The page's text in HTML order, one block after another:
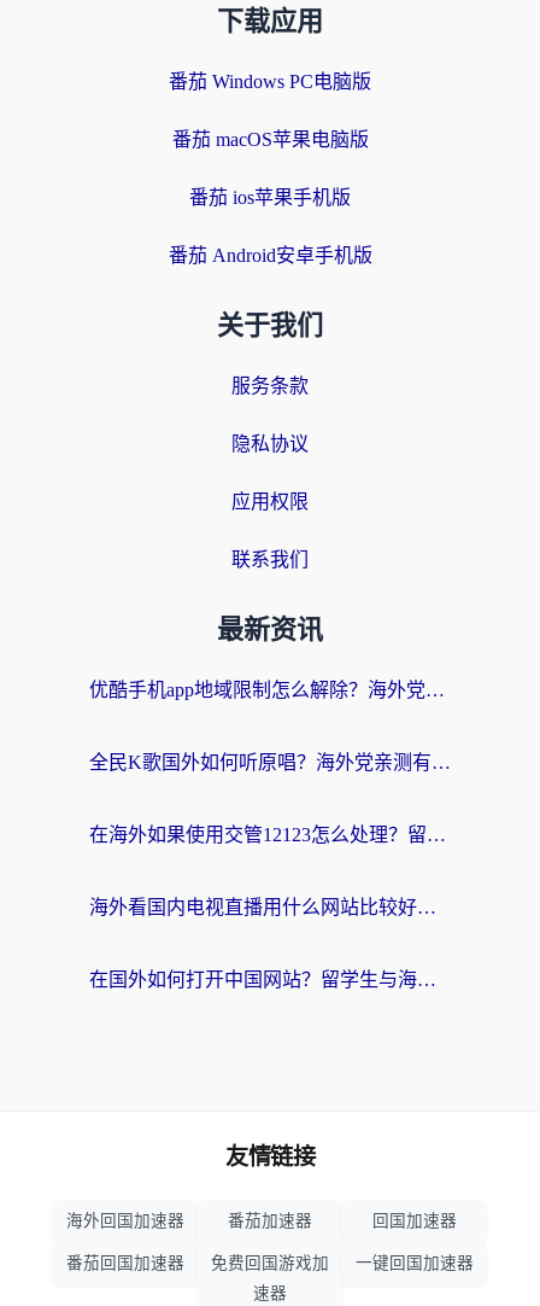
下载应用
番茄 Windows PC电脑版
番茄 macOS苹果电脑版
番茄 ios苹果手机版
番茄 Android安卓手机版
关于我们
服务条款
隐私协议
应用权限
联系我们
最新资讯
优酷手机app地域限制怎么解除？海外党亲测有效的追剧方案
全民K歌国外如何听原唱？海外党亲测有效的回国加速器选择指南
在海外如果使用交管12123怎么处理？留学生亲测有效的回国加速方案
海外看国内电视直播用什么网站比较好？一篇解决你所有追剧难题的实用指南
在国外如何打开中国网站？留学生与海外华人的无缝访问指南
友情链接
海外回国加速器 番茄加速器 回国加速器
番茄回国加速器
免费回国游戏加
速器
一键回国加速器